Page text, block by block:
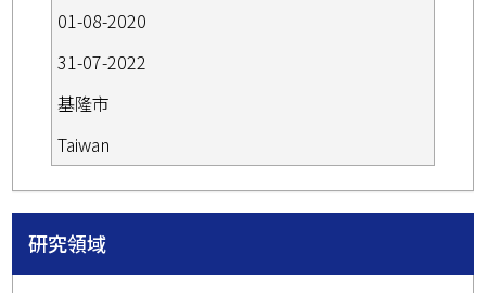
01-08-2020
31-07-2022
基隆市
Taiwan
研究領域